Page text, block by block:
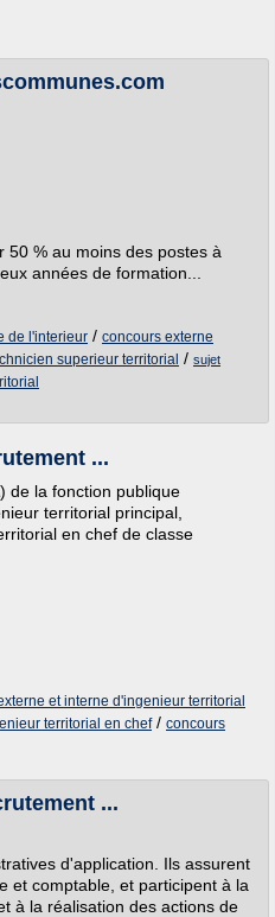
50 % au moins des postes à
années de formation...
de l'interieur / concours externe
superieur territorial / sujet
...
de la fonction publique
territorial principal,
en chef de classe
et interne d'ingenieur territorial
territorial en chef/ concours
...
d'application. Ils assurent
et comptable, et participent à la
à la réalisation des actions de